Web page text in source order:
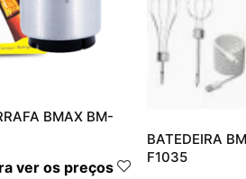
BMAX BM-
ver os preços
BATEDEIRA
F1035